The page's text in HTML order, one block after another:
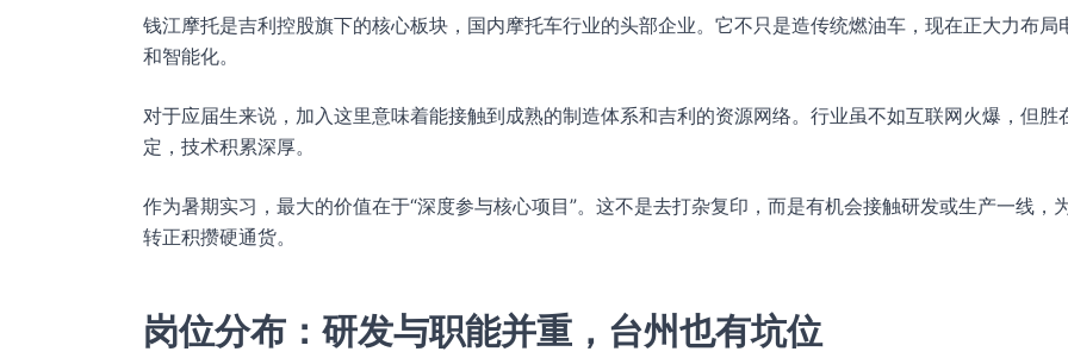
钱江摩托是吉利控股旗下的核心板块，国内摩托车行业的头部企业。它不只是造传统燃油车，现在正大力布局
和智能化。
对于应届生来说，加入这里意味着能接触到成熟的制造体系和吉利的资源网络。行业虽不如互联网火爆，但胜
定，技术积累深厚。
作为暑期实习，最大的价值在于“深度参与核心项目”。这不是去打杂复印，而是有机会接触研发或生产一线，
转正积攒硬通货。
岗位分布：研发与职能并重，台州也有坑位